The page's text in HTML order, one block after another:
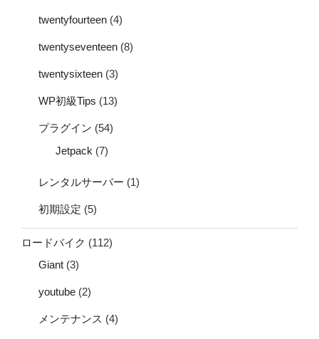
twentyfourteen (4)
twentyseventeen (8)
twentysixteen (3)
WP初級Tips (13)
プラグイン (54)
Jetpack (7)
レンタルサーバー (1)
初期設定 (5)
ロードバイク (112)
Giant (3)
youtube (2)
メンテナンス (4)